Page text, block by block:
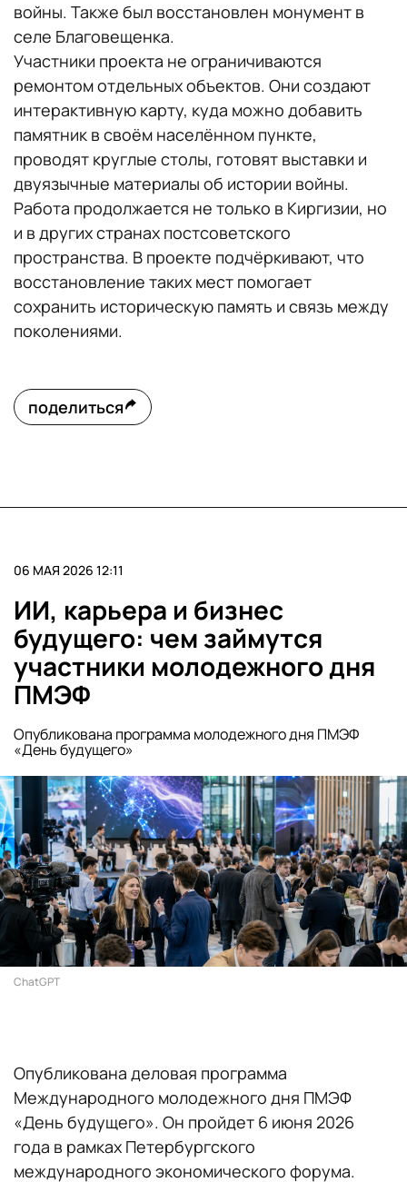
войны. Также был восстановлен монумент в
селе Благовещенка.
Участники проекта не ограничиваются
ремонтом отдельных объектов. Они создают
интерактивную карту, куда можно добавить
памятник в своём населённом пункте,
проводят круглые столы, готовят выставки и
двуязычные материалы об истории войны.
Работа продолжается не только в Киргизии, но
и в других странах постсоветского
пространства. В проекте подчёркивают, что
восстановление таких мест помогает
сохранить историческую память и связь между
поколениями.
поделиться
06 МАЯ 2026 12:11
ИИ, карьера и бизнес
будущего: чем займутся
участники молодежного дня
ПМЭФ
Опубликована программа молодежного дня ПМЭФ
«День будущего»
ChatGPT
Опубликована деловая программа
Международного молодежного дня ПМЭФ
«День будущего». Он пройдет 6 июня 2026
года в рамках Петербургского
международного экономического форума.